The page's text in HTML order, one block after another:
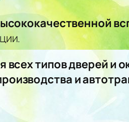
всех типов дверей и
и